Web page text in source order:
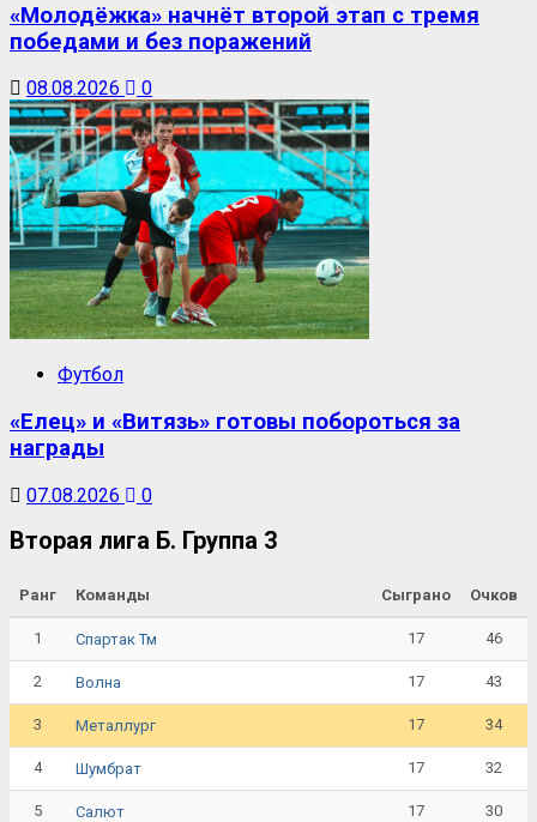
«Молодёжка» начнёт второй этап с тремя
победами и без поражений
08.08.2026 0
Футбол
«Елец» и «Витязь» готовы побороться за
награды
07.08.2026 0
Вторая лига Б. Группа 3
Ранг Команды Сыграно Очков
1 Спартак Тм 17 46
2 Волна 17 43
3 Металлург 17 34
4 Шумбрат 17 32
5 Салют 17 30